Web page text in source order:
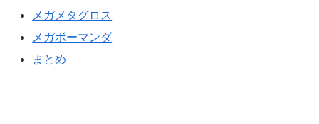
メガメタグロス
メガボーマンダ
まとめ